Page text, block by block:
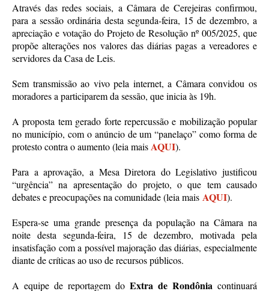
Através das redes sociais, a Câmara de Cerejeiras confirmou,
para a sessão ordinária desta segunda-feira, 15 de dezembro, a
apreciação e votação do Projeto de Resolução nº 005/2025, que
propõe alterações nos valores das diárias pagas a vereadores e
servidores da Casa de Leis.
Sem transmissão ao vivo pela internet, a Câmara convidou os
moradores a participarem da sessão, que inicia às 19h.
A proposta tem gerado forte repercussão e mobilização popular
no município, com o anúncio de um “panelaço” como forma de
protesto contra o aumento (leia maisAQUI).
Para a aprovação, a Mesa Diretora do Legislativo justificou
“urgência” na apresentação do projeto, o que tem causado
debates e preocupações na comunidade (leia mais AQUI).
Espera-se uma grande presença da população na Câmara na
noite desta segunda-feira, 15 de dezembro, motivada pela
insatisfação com a possível majoração das diárias, especialmente
diante de críticas ao uso de recursos públicos.
A equipe de reportagem do Extra de Rondônia continuará